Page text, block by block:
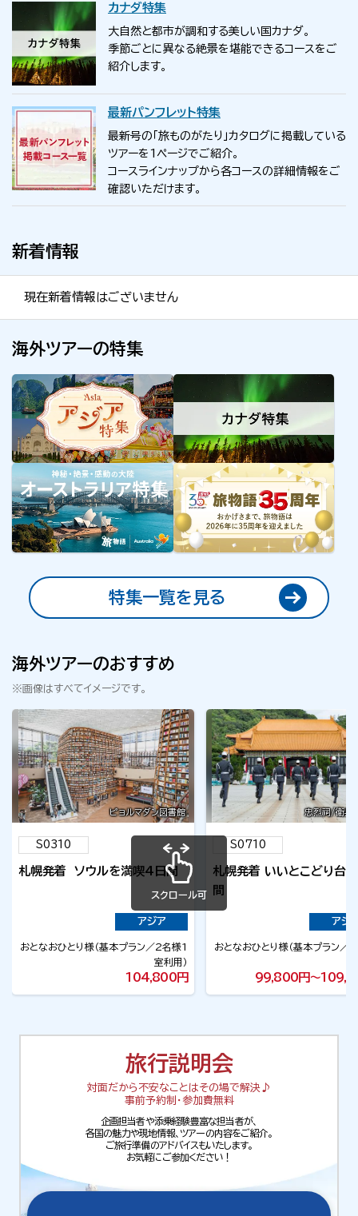
カナダ特集
大自然と都市が調和する美しい国カナダ。
季節ごとに異なる絶景を堪能できるコースをご
紹介します。
最新パンフレット特集
最新号の「旅ものがたり」カタログに掲載している
ツアーを1ページでご紹介。
コースラインナップから各コースの詳細情報をご
確認いただけます。
新着情報
現在新着情報はございません
海外ツアーの特集
特集一覧を見る
海外ツアーのおすすめ
※画像はすべてイメージです。
ピョルマダン図書館
S0310
札幌発着 ソウルを満喫4日間
アジア
おとなおひとり様（基本プラン
2名様1
室利用 ）
104,800円
忠烈祠/衛兵
S0710
札幌発着 いいとこどり台
間
アジ
おとなおひとり様（基本プラン
99,800円～
スクロール可
旅行説明会
対面だから不安なことはその場で解決♪
事前予約制・参加費無料
企画担当者や添乗経験豊富な担当者が、
各国の魅力や現地情報、ツアーの内容をご紹介。
ご旅行準備のアドバイスもいたします。
お気軽にご参加ください！